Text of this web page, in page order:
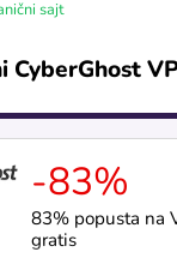
sajt
CyberGhost
-83%
83% popusta na
gratis